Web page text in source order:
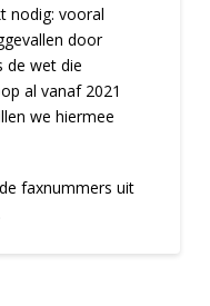
nodig: vooral
door
de wet die
al vanaf 2021
we hiermee
faxnummers uit